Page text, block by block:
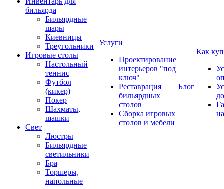
бильярда
Бильярдные
шары
Киевницы
Треугольники
Игровые столы
Настольный
теннис
Футбол
(кикер)
Покер
Шахматы,
шашки
Свет
Люстры
Бильярдные
светильники
Бра
Торшеры,
напольные
Услуги
Проектирование
интерьеров "под
ключ"
Реставрация
бильярдных
столов
Сборка игровых
столов и мебели
Блог
Как